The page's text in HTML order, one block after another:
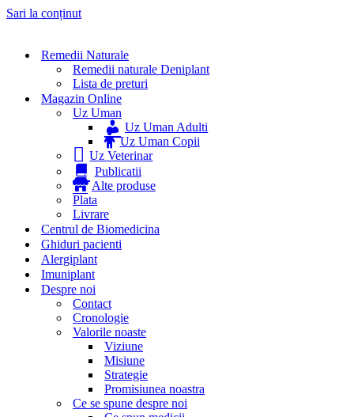
Sari la conținut
Remedii Naturale
Remedii naturale Deniplant
Lista de preturi
Magazin Online
Uz Uman
Uz Uman Adulti
Uz Uman Copii
Uz Veterinar
Publicatii
Alte produse
Plata
Livrare
Centrul de Biomedicina
Ghiduri pacienti
Alergiplant
Imuniplant
Despre noi
Contact
Cronologie
Valorile noaste
Viziune
Misiune
Strategie
Promisiunea noastra
Ce se spune despre noi